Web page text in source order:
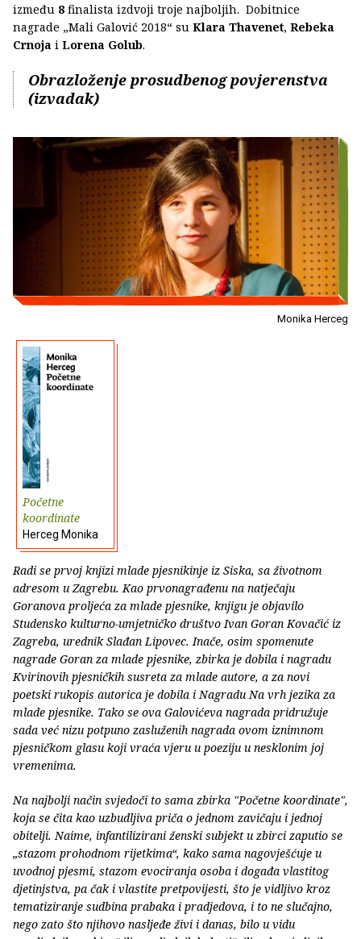
između 8 finalista izdvoji troje najboljih. Dobitnice
nagrade „Mali Galović 2018“ su Klara Thavenet, Rebeka
Crnoja i Lorena Golub.
Obrazloženje prosudbenog povjerenstva
(izvadak)
Monika Herceg
Početne
koordinate
Herceg Monika
Radi se prvoj knjizi mlade pjesnikinje iz Siska, sa životnom
adresom u Zagrebu. Kao prvonagrađenu na natječaju
Goranova proljeća za mlade pjesnike, knjigu je objavilo
Studensko kulturno-umjetničko društvo Ivan Goran Kovačić iz
Zagreba, urednik Slađan Lipovec. Inače, osim spomenute
nagrade Goran za mlade pjesnike, zbirka je dobila i nagradu
Kvirinovih pjesničkih susreta za mlade autore, a za novi
poetski rukopis autorica je dobila i Nagradu Na vrh jezika za
mlade pjesnike. Tako se ova Galovićeva nagrada pridružuje
sada već nizu potpuno zasluženih nagrada ovom iznimnom
pjesničkom glasu koji vraća vjeru u poeziju u nesklonim joj
vremenima.
Na najbolji način svjedoči to sama zbirka "Početne koordinate",
koja se čita kao uzbudljiva priča o jednom zavičaju i jednoj
obitelji. Naime, infantilizirani ženski subjekt u zbirci zaputio se
„stazom prohodnom rijetkima“, kako sama nagovješćuje u
uvodnoj pjesmi, stazom evociranja osoba i događa vlastitog
djetinjstva, pa čak i vlastite pretpovijesti, što je vidljivo kroz
tematiziranje sudbina prabaka i pradjedova, i to ne slučajno,
nego zato što njihovo nasljeđe živi i danas, bilo u vidu